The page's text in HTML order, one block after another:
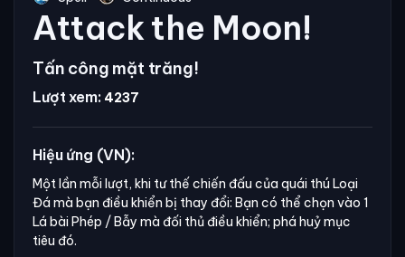
Attack the Moon!
Tấn công mặt trăng!
Lượt xem: 4237
Hiệu ứng (VN):
Một lần mỗi lượt, khi tư thế chiến đấu của quái thú Loại
Đá mà bạn điều khiển bị thay đổi: Bạn có thể chọn vào 1
Lá bài Phép / Bẫy mà đối thủ điều khiển; phá huỷ mục
tiêu đó.